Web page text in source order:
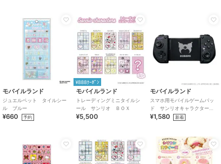
モバイルランド
ジュエルペット タイルシー
ル ブルー
¥660 予約
¥888ｸｰﾎﾟﾝ
モバイルランド
トレーディングミニタイルシ
ール サンリオ ＢＯＸ
¥5,500
モバイルランド
スマホ用モバイルゲームパッ
ド サンリオキャラクター
ズ クロミ
¥1,580 新着